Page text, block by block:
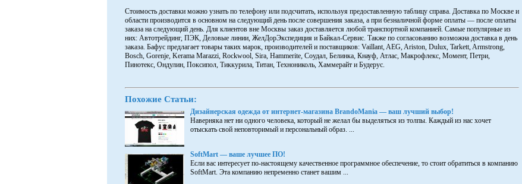
Стоимость доставки можно узнать по телефону или подсчитать, используя предоставленную таблицу справа. Доставка по Москве и
области производится в основном на следующий день после совершения заказа, а при безналичной форме оплаты — после оплаты
заказа на следующий день. Для клиентов вне Москвы заказ доставляется любой транспортной компанией. Самые популярные из
них: Автотрейдинг, ПЭК, Деловые линии, ЖелДорЭкспедиция и Байкал-Сервис. Также по согласованию возможна доставка в день
заказа. Бафус предлагает товары таких марок, производителей и поставщиков: Vaillant, AEG, Ariston, Dulux, Tarkett, Armstrong,
Bosch, Gorenje, Kerama Marazzi, Rockwool, Sira, Hammerite, Соудал, Белинка, Кнауф, Атлас, Макрофлекс, Момент, Петри,
Пинотекс, Ондулин, Поксипол, Тиккурила, Титан, Технониколь, Хаммерайт и Будерус.
Похожие Статьи:
Дизайнерская одежда от интернет-магазина BrandoMania — ваш лучший выбор!
Наверняка нет ни одного человека, который не желал бы выделяться из толпы. Каждый из нас хочет
отыскать свой неповторимый и персональный образ. ...
SoftMart — ваше лучшее ПО!
Если вас интересует по-настоящему качественное программное обеспечение, то стоит обратиться в компанию
SoftMart. Эта компанию непременно станет вашим ...